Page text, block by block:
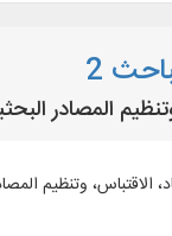
2
المصادر
الاقتباس، وتنظيم